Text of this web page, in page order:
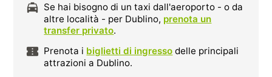
Se hai bisogno di un taxi dall'aeroporto - o da
altre località - per Dublino, prenota un
transfer privato.
Prenota i biglietti di ingresso delle principali
attrazioni a Dublino.